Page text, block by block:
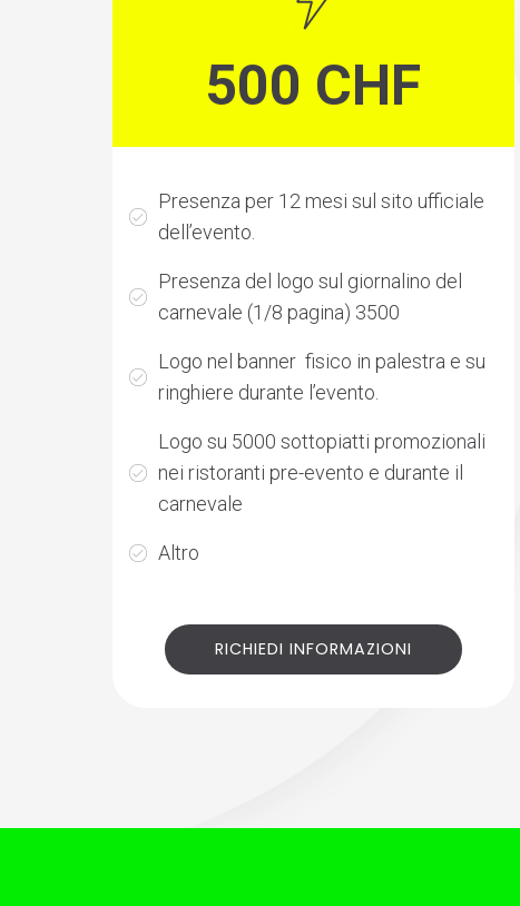
500 CHF
Presenza per 12 mesi sul sito ufficiale
dell’evento.
Presenza del logo sul giornalino del
carnevale (1/8 pagina) 3500
Logo nel banner fisico in palestra e su
ringhiere durante l’evento.
Logo su 5000 sottopiatti promozionali
nei ristoranti pre-evento e durante il
carnevale
Altro
RICHIEDI INFORMAZIONI